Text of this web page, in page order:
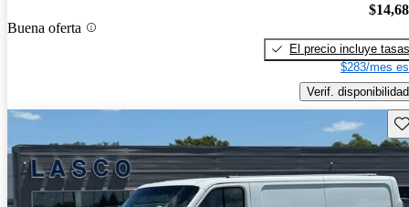
Buena oferta
El precio incluye tasas
$283/mes
Verif. disponibilidad